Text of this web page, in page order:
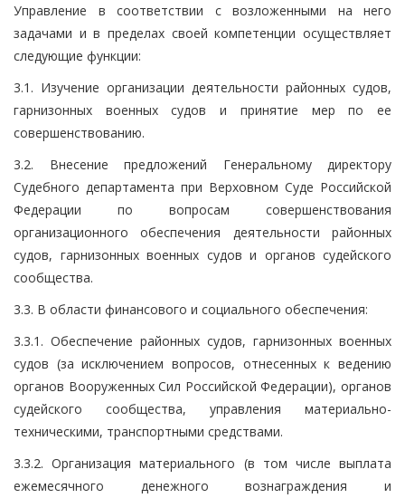
Управление в соответствии с возложенными на него
задачами и в пределах своей компетенции осуществляет
следующие функции:
3.1. Изучение организации деятельности районных судов,
гарнизонных военных судов и принятие мер по ее
совершенствованию.
3.2. Внесение предложений Генеральному директору
Судебного департамента при Верховном Суде Российской
Федерации по вопросам совершенствования
организационного обеспечения деятельности районных
судов, гарнизонных военных судов и органов судейского
сообщества.
3.3. В области финансового и социального обеспечения:
3.3.1. Обеспечение районных судов, гарнизонных военных
судов (за исключением вопросов, отнесенных к ведению
органов Вооруженных Сил Российской Федерации), органов
судейского сообщества, управления материально-
техническими, транспортными средствами.
3.3.2. Организация материального (в том числе выплата
ежемесячного денежного вознаграждения и